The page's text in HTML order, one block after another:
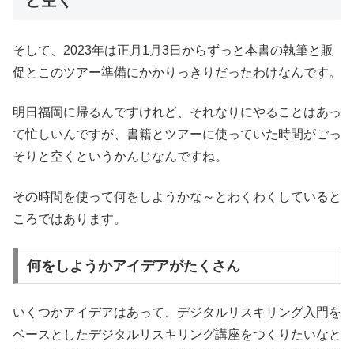
そして、2023年は正月1月3日からずっと本書の執筆と販
促とこのツアー準備にかかりっきりだったわけなんです。
明日福岡に帰るんですけれど、それなりにやることはあっ
て忙しいんですが、書籍とツアーに使っていた時間がごっ
そりと空くというかんじなんですね。
その時間を使って何をしようかな～とわくわくしていると
ころではあります。
何をしようかアイデアがたくさん
いくつかアイデアはあって、デジタルリスキリング入門を
ベースとしたデジタルリスキリング講座をつくりたいなと